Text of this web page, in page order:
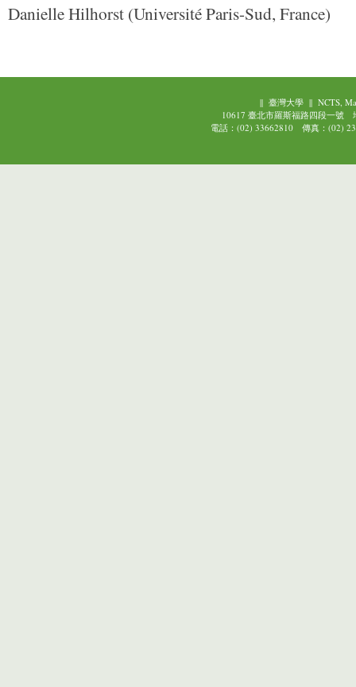
Danielle Hilhorst (Université Paris-Sud, France)
|| 臺灣大學|| NCTS,
10617 臺北市羅斯福路四段一號
電話：(02) 33662810 傳真：(02)